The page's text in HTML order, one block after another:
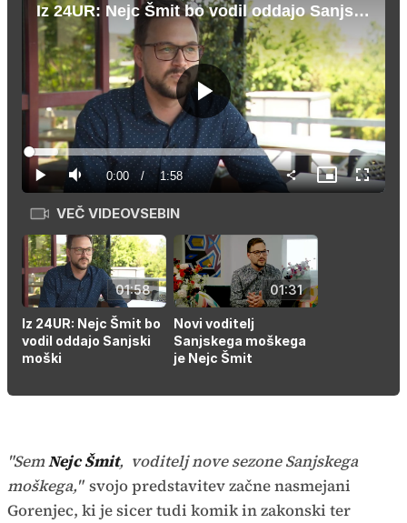
Iz 24UR: Nejc Šmit bo vodil oddajo Sanjski moški
Predvajaj
Predvajaj
Tiho Current
Time
0:00 / Duration
1:58
Loaded:
8.37%
Slika
v
način
VEČ VIDEOVSEBIN
01:58
Iz 24UR: Nejc Šmit bo
vodil oddajo Sanjski
moški
01:31
Novi voditelj
Sanjskega moškega
je Nejc Šmit
"SemNejc Šmit, voditelj nove sezone Sanjskega
moškega," svojo predstavitev začne nasmejani
Gorenjec, ki je sicer tudi komik in zakonski ter